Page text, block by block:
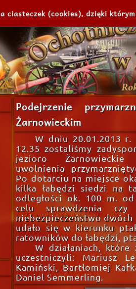
Podejrzenie
Żarnowieckim
W dniu 20.01.2013 r.
12.35 zostaliśmy
jezioro
uwolnienia
Po dotarciu na miejsce
kilka łabędzi siedzi na
odległości ok. 100 m.
celu sprawdzenia
niebezpieczeństwo
udało się w kierunku
ratowników do łabędzi,
W działaniach,
uczestniczyli: Mariusz
Kamiński, Bartłomiej
Daniel Semmerling.
ciasteczek (cookies), dzięki